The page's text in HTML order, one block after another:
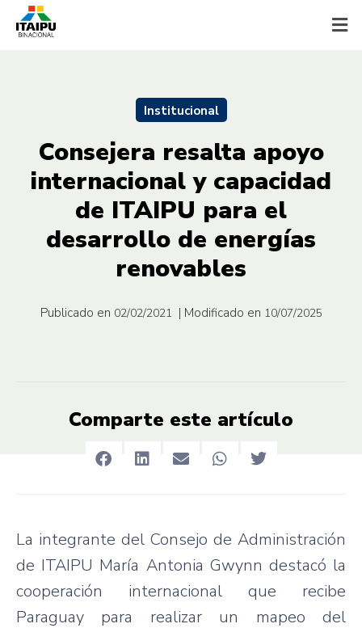
Institucional
Consejera resalta apoyo
internacional y capacidad
de ITAIPU para el
desarrollo de energías
renovables
Publicado en 02/02/2021 | Modificado en 10/07/2025
Comparte este artículo
La integrante del Consejo de Administración
de ITAIPU María Antonia Gwynn destacó la
cooperación internacional que recibe
Paraguay para realizar un mapeo del